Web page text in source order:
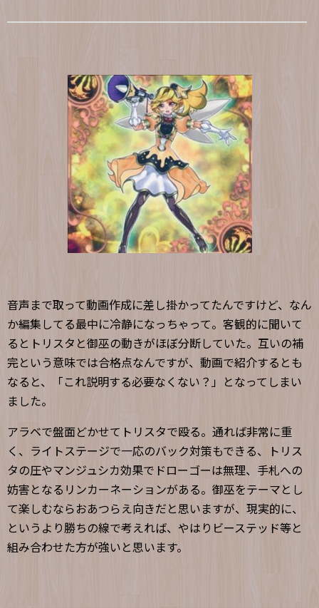
音声まで取って動画作成に差し掛かってたんですけど、なん
か編集してる最中に冷静になっちゃって。客観的に聞いて
るとトリスタと御巫の動きがほぼ分断していた。互いの補
完という意味では合格点なんですが、動画で紹介するとも
なると、「これ説明する必要なくない？」となってしまい
ました。
アラベで盤面どかせてトリスタで殴る。通れば非常に重
く、ライトステージで一応のバック対策もできる、トリス
タの圧やマンジュシカ効果でドローゴーは無理、手札への
妨害となるリンカーネーションがある。御巫をテーマとし
て楽しむならおあつらえ向きだと思いますが、現実的に、
というより勝ちの線で考えれば、やはりビーステッド等と
組み合わせた方が強いと思います。